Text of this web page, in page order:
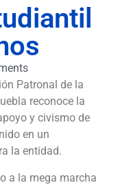
Patronal de la
reconoce la
y civismo de
en un
la entidad.
a la mega marcha